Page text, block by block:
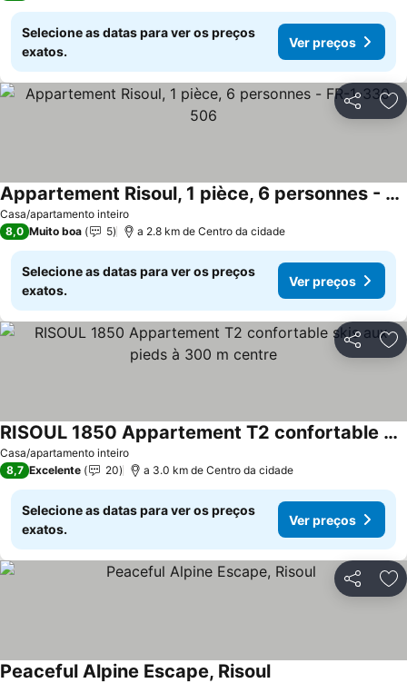
Selecione as datas para ver os preços
exatos.
Ver preços
Partilhar
Casa/apartamento inteiro
Appartement Risoul, 1 pièce, 6 personnes - FR-1-330-506
8,0 Muito boa 5 a 2.8 km de Centro da cidade
Selecione as datas para ver os preços
exatos.
Ver preços
Partilhar
Casa/apartamento inteiro
RISOUL 1850 Appartement T2 confortable skis aux pieds à 300 m centre
8,7 Excelente 20 a 3.0 km de Centro da cidade
Selecione as datas para ver os preços
exatos.
Ver preços
Partilhar
Peaceful Alpine Escape, Risoul